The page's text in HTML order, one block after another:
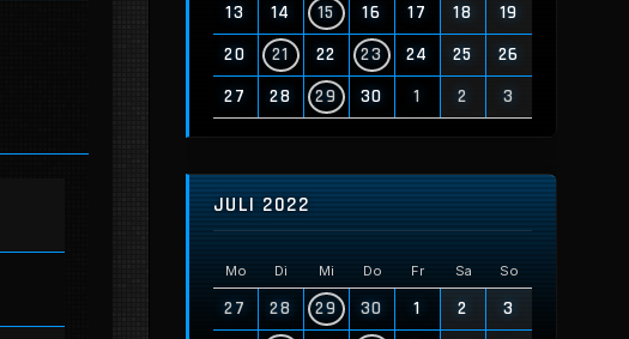
13
14 15 16 17 18
19
20
21 22 23 24 25
26
27
28 29 30 1 2 3
JULI 2022
Mo Di Mi Do Fr Sa So
27 28 29 30 1 2
3